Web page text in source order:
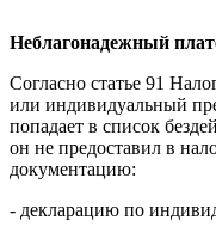
Неблагонадежный
Согласно статье 91
или индивидуальный
попадает в список
он не предоставил в
документацию:
- декларацию по